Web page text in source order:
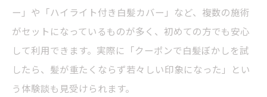
ー」や「ハイライト付き白髪カバー」など、複数の施術
がセットになっているものが多く、初めての方でも安心
して利用できます。実際に「クーポンで白髪ぼかしを試
したら、髪が重たくならず若々しい印象になった」とい
う体験談も見受けられます。